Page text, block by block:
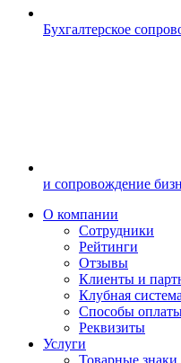
Бухгалтерское
и сопровождение
О компании
Сотрудники
Рейтинги
Отзывы
Клиенты и
Клубная система
Способы
Реквизиты
Услуги
Товарные знаки